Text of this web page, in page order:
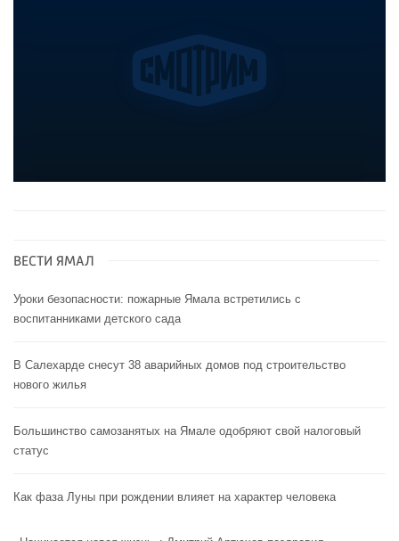
ВЕСТИ ЯМАЛ
Уроки безопасности: пожарные Ямала встретились с
воспитанниками детского сада
В Салехарде снесут 38 аварийных домов под строительство
нового жилья
Большинство самозанятых на Ямале одобряют свой налоговый
статус
Как фаза Луны при рождении влияет на характер человека